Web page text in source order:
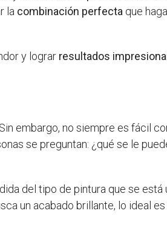
la combinación perfecta que
y lograr resultados
embargo, no siempre es fácil
se preguntan: ¿qué se le
del tipo de pintura que se está
un acabado brillante, lo ideal